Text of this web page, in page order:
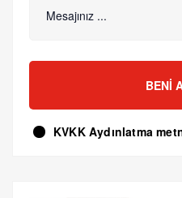
BENI
KVKK Aydınlatma